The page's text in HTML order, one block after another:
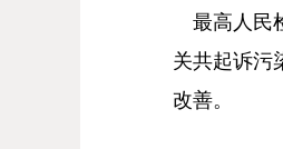
最高人民
关共起诉污
改善。